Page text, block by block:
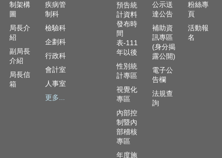
制架構
圖
局長介
紹
副局長
介紹
局長信
箱
疾病管
制科
檢驗科
企劃科
行政科
會計室
人事室
更多...
預告統
計資料
發布時
間
表-111
年以後
性別統
計專區
視覺化
專區
內部控
制暨內
部稽核
專區
年度施
公示送
達公告
補助資
訊專區
(身分揭
露公開)
電子公
告欄
法規查
詢
粉絲專
頁
活動報
名